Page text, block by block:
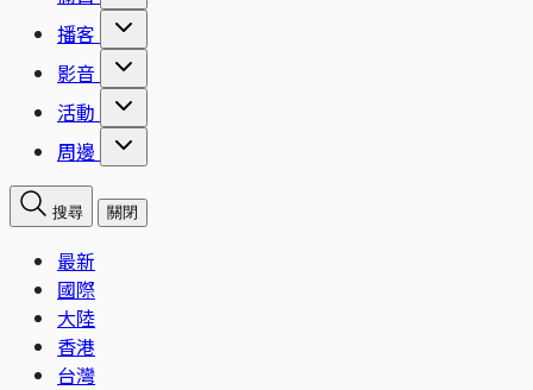
播客
影音
活動
周邊
搜尋 關閉
最新
國際
大陸
香港
台灣